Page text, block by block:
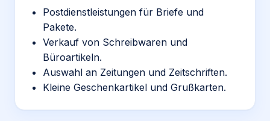
Postdienstleistungen für Briefe und
Pakete.
Verkauf von Schreibwaren und
Büroartikeln.
Auswahl an Zeitungen und Zeitschriften.
Kleine Geschenkartikel und Grußkarten.